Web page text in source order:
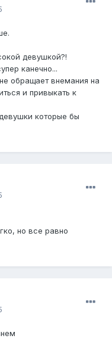
девушкой?!
канечно...
обращает внемания на
и привыкать к
которые бы
но все равно